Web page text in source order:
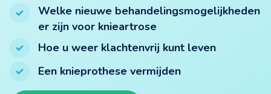
Welke nieuwe behandelingsmogelijkheden
er zijn voor knieartrose
Hoe u weer klachtenvrij kunt leven
Een knieprothese vermijden